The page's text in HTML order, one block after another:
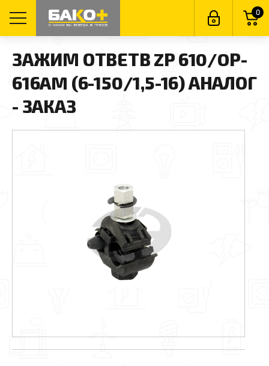
0
ЗАЖИМ ОТВЕТВ ZP 610/OP-
616AM (6-150/1,5-16) АНАЛОГ
- ЗАКАЗ